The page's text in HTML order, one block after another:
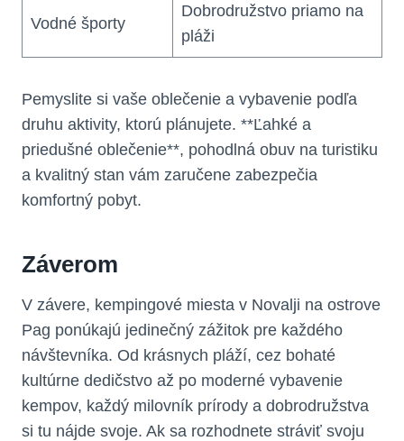
Vodné športy
Dobrodružstvo priamo na
pláži
Pemyslite si vaše oblečenie a vybavenie podľa
druhu aktivity, ktorú plánujete. **Ľahké a
priedušné oblečenie**, pohodlná obuv na turistiku
a kvalitný stan vám zaručene zabezpečia
komfortný pobyt.
Záverom
V závere, kempingové miesta v Novalji na ostrove
Pag ponúkajú jedinečný zážitok pre každého
návštevníka. Od krásnych pláží, cez bohaté
kultúrne dedičstvo až po moderné vybavenie
kempov, každý milovník prírody a dobrodružstva
si tu nájde svoje. Ak sa rozhodnete stráviť svoju